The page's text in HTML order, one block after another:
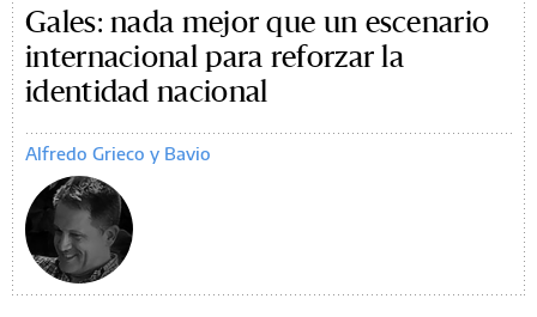
Gales: nada mejor que un escenario
internacional para reforzar la
identidad nacional
Alfredo Grieco y Bavio